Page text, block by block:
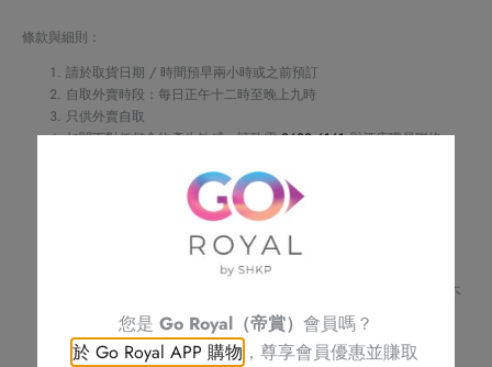
酒
條款與細則：
請於取貨日期 / 時間預早兩小時或之前預訂
自取外賣時段：每日正午十二時至晚上九時
只供外賣自取
如閣下對任何食物產生敏感，請致電2622 6161與酒店職員聯絡
訂單詳情及取貨時間將會透過電話或電郵確認
請務必檢查所填資料，以確保交易快捷及順利
訂單一經確認，不可更改、取消或退款
不可補發、更換或購買其他產品
帝京酒店保留修改優惠條款及細則、更改或終止此優惠之權利，恕不
如有任何爭議，帝京酒店保留最終決定權
您是 Go Royal（帝賞） 會員嗎？
於 Go Royal APP 購物 ，尊享會員優惠並賺取